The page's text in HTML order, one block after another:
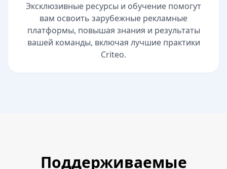
Эксклюзивные ресурсы и обучение помогут
вам освоить зарубежные рекламные
платформы, повышая знания и результаты
вашей команды, включая лучшие практики
Criteo.
Поддерживаемые